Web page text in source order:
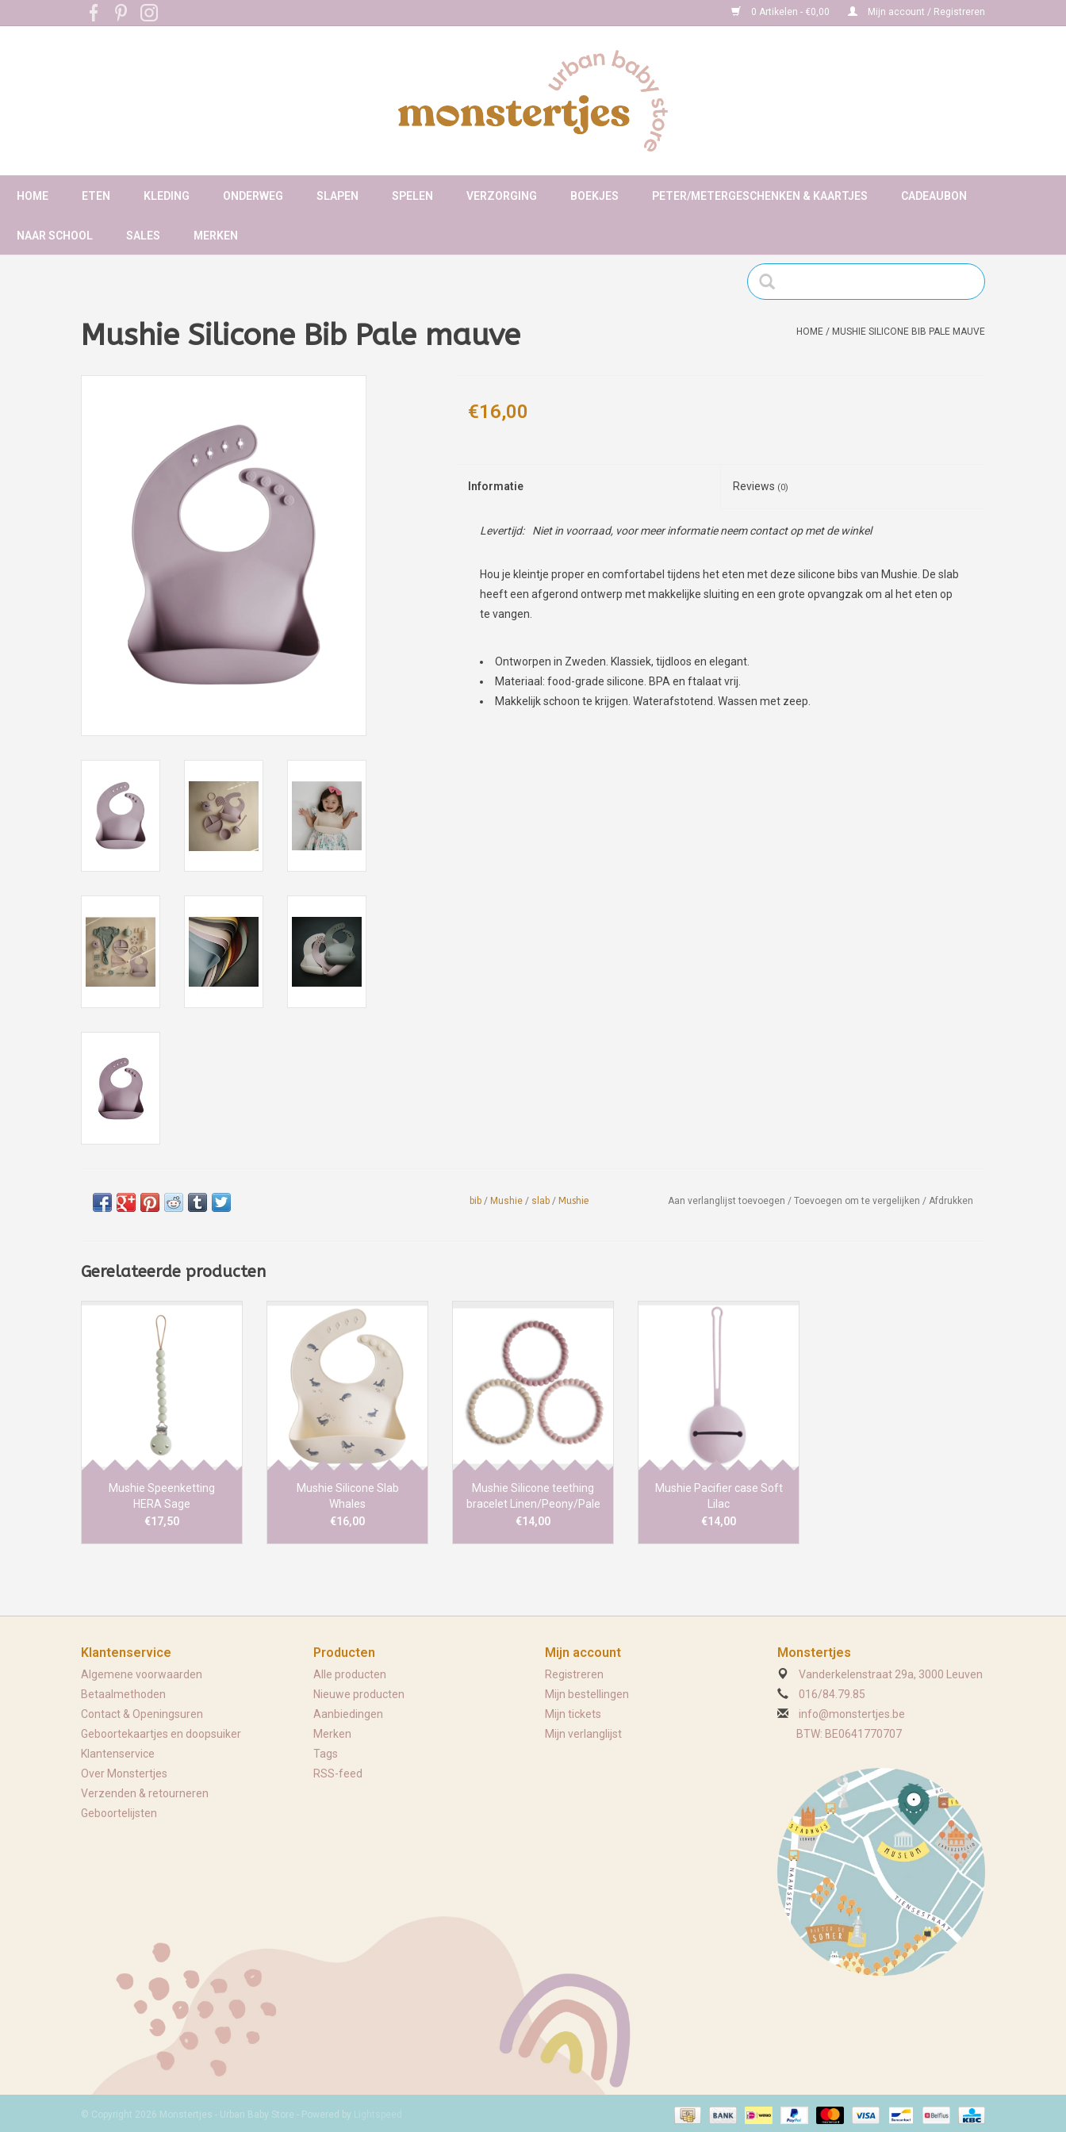
0 Artikelen - €0,00 Mijn account / Registreren
HOME ETEN KLEDING ONDERWEG SLAPEN SPELEN VERZORGING BOEKJES PETER/METERGESCHENKEN & KAARTJES CADEAUBON
NAAR SCHOOL SALES MERKEN
Mushie Silicone Bib Pale mauve HOME / MUSHIE SILICONE BIB PALE MAUVE
€16,00
Informatie Reviews (0)
Levertijd: Niet in voorraad, voor meer informatie neem contact op met de winkel
Hou je kleintje proper en comfortabel tijdens het eten met deze silicone bibs van Mushie. De slab
heeft een afgerond ontwerp met makkelijke sluiting en een grote opvangzak om al het eten op
te vangen.
Ontworpen in Zweden. Klassiek, tijdloos en elegant.
Materiaal: food-grade silicone. BPA en ftalaat vrij.
Makkelijk schoon te krijgen. Waterafstotend. Wassen met zeep.
bib / Mushie / slab / Mushie Aan verlanglijst toevoegen / Toevoegen om te vergelijken / Afdrukken
Gerelateerde producten
De favoriet van ouders en
baby's die het tutje altijd binnen
handbereik houdt! Deze
speenkoorden van Mushie zijn
handgemaakt door mamas in
de VS.
Mushie Speenketting
HERA Sage
€17,50
Hou je kleintje proper en
comfortabel tijdens het eten
met deze silicone bibs van
Mushie. De slab heeft een
afgerond ontwerp met
makkelijke sluiting en een
grote opvangzak om al het
Mushie Silicone Slab
Whales
€16,00
Help het geïrriteerde tandvlees
van uw baby te kalmeren met
deze armbandbijtringen van
Mushie.
Mushie Silicone teething
bracelet Linen/Peony/Pale
pink
€14,00
gemakkelijk aan een luiertas of
kinderwagen worden
vastgemaakt.
Mushie Pacifier case Soft
Lilac
€14,00
Klantenservice
Algemene voorwaarden
Betaalmethoden
Contact & Openingsuren
Geboortekaartjes en doopsuiker
Klantenservice
Over Monstertjes
Verzenden & retourneren
Geboortelijsten
Producten
Alle producten
Nieuwe producten
Aanbiedingen
Merken
Tags
RSS-feed
Mijn account
Registreren
Mijn bestellingen
Mijn tickets
Mijn verlanglijst
Monstertjes
Vanderkelenstraat 29a, 3000 Leuven
016/84.79.85
info@monstertjes.be
BTW: BE0641770707
© Copyright 2026 Monstertjes - Urban Baby Store - Powered by